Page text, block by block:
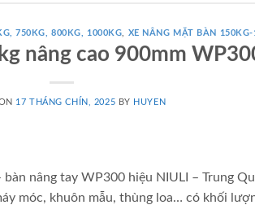
750KG, 800KG, 1000KG XE NÂNG MẶT BÀN 150KG-
nâng cao 900mm
17 THÁNG CHÍN, 2025 BY HUYEN
nâng tay WP300 hiệu NIULI – Trung
móc, khuôn mẫu, thùng loa… có khối